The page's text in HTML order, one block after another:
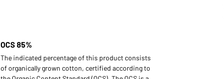
OCS 85%
The indicated percentage of this product consists
of organically grown cotton, certified according to